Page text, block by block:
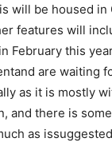
will be housed
features will
February this
are waiting
as it is mostly
and there is
as